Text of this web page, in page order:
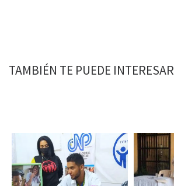
TAMBIÉN TE PUEDE INTERESAR